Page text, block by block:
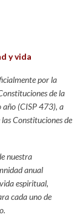
y vida
por la
de la
año (CISP 473), a
Constituciones de
nuestra
anual
espiritual,
cada uno de